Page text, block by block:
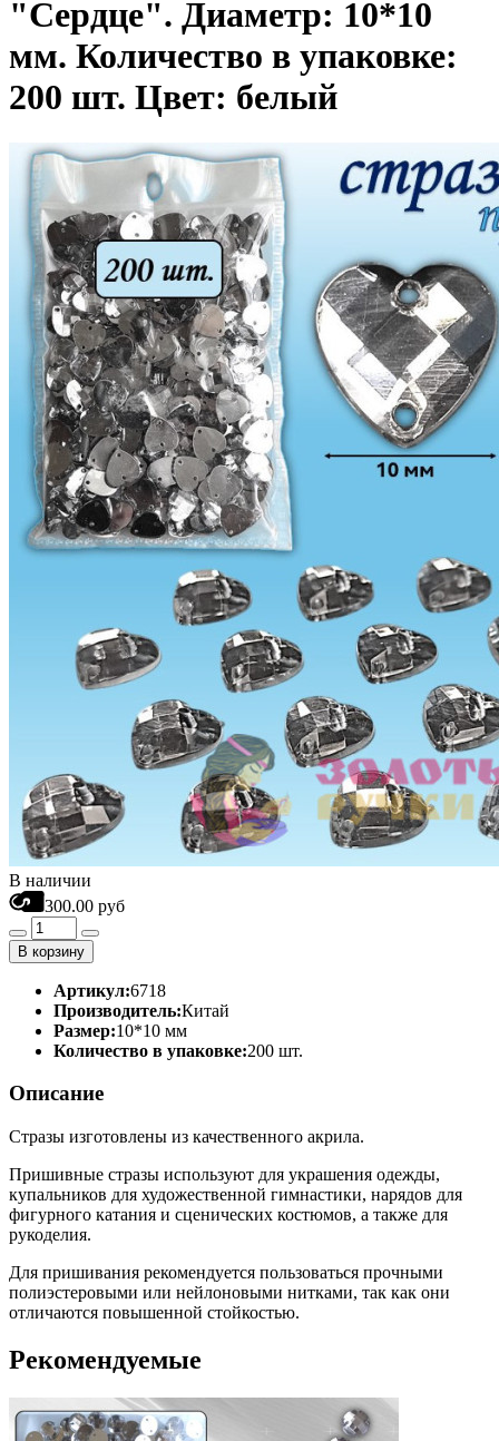
"Сердце". Диаметр: 10*10
мм. Количество в упаковке:
200 шт. Цвет: белый
В наличии
300.00 руб
В корзину
Артикул:6718
Производитель:Китай
Размер:10*10 мм
Количество в упаковке:200 шт.
Описание
Стразы изготовлены из качественного акрила.
Пришивные стразы используют для украшения одежды,
купальников для художественной гимнастики, нарядов для
фигурного катания и сценических костюмов, а также для
рукоделия.
Для пришивания рекомендуется пользоваться прочными
полиэстеровыми или нейлоновыми нитками, так как они
отличаются повышенной стойкостью.
Рекомендуемые